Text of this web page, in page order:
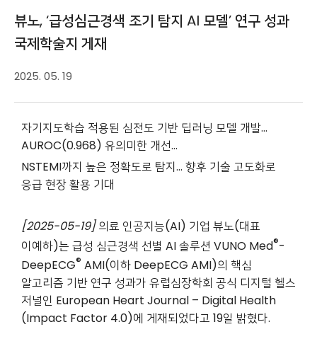
뷰노, ‘급성심근경색 조기 탐지 AI 모델’ 연구 성과
국제학술지 게재
2025. 05. 19
자기지도학습 적용된 심전도 기반 딥러닝 모델 개발…
AUROC(0.968) 유의미한 개선…
NSTEMI까지 높은 정확도로 탐지… 향후 기술 고도화로
응급 현장 활용 기대
[2025-05-19]의료 인공지능(AI) 기업 뷰노(대표
이예하)는 급성 심근경색 선별 AI 솔루션 VUNO Med®-
DeepECG® AMI(이하 DeepECG AMI)의 핵심
알고리즘 기반 연구 성과가 유럽심장학회 공식 디지털 헬스
저널인 European Heart Journal – Digital Health
(Impact Factor 4.0)에 게재되었다고 19일 밝혔다.